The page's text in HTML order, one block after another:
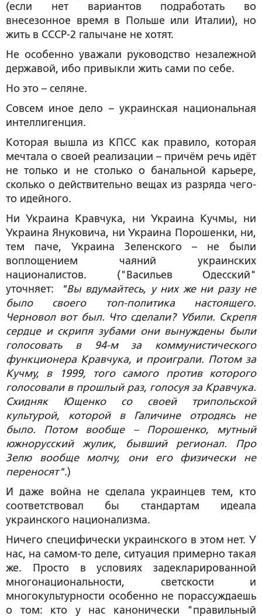
(если нет вариантов подработать во
внесезонное время в Польше или Италии), но
жить в СССР-2 галычане не хотят.
Не особенно уважали руководство незалежной
державой, ибо привыкли жить сами по себе.
Но это – селяне.
Совсем иное дело – украинская национальная
интеллигенция.
Которая вышла из КПСС как правило, которая
мечтала о своей реализации – причём речь идёт
не только и не столько о банальной карьере,
сколько о действительно вещах из разряда чего-
то идейного.
Ни Украина Кравчука, ни Украина Кучмы, ни
Украина Януковича, ни Украина Порошенки, ни,
тем паче, Украина Зеленского – не были
воплощением чаяний украинских
националистов. ("Васильев Одесский"
уточняет:
"Вы вдумайтесь, у них же ни разу не
было своего топ-политика настоящего.
Черновол вот был. Что сделали? Убили. Скрепя
сердце и скрипя зубами они вынуждены были
голосовать в 94-м за коммунистического
функционера Кравчука, и проиграли. Потом за
Кучму, в 1999, того самого против которого
голосовали в прошлый раз, голосуя за Кравчука.
Схидняк Ющенко со своей трипольской
культурой, которой в Галичине отродясь не
было. Потом вообще – Порошенко, мутный
южнорусский жулик, бывший регионал. Про
Зелю вообще молчу, они его физически не
переносят".)
И даже война не сделала украинцев тем, кто
соответствовал бы стандартам идеала
украинского национализма.
Ничего специфически украинского в этом нет. У
нас, на самом-то деле, ситуация примерно такая
же. Просто в условиях задекларированной
многонациональности, светскости и
многокультурности особенно не порассуждаешь
о том: кто у нас канонически "правильный